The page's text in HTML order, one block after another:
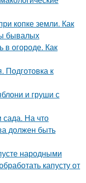
копке земли. Как
бывалых
в огороде. Как
Подготовка к
и груши с
сада. На что
должен быть
народными
капусту от